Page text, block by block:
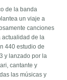
de la banda
un viaje a
canciones
actualidad de la
440 estudio de
y lanzado por la
cantante y
las músicas y